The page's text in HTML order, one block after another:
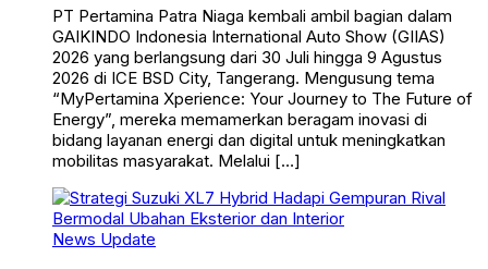
PT Pertamina Patra Niaga kembali ambil bagian dalam
GAIKINDO Indonesia International Auto Show (GIIAS)
2026 yang berlangsung dari 30 Juli hingga 9 Agustus
2026 di ICE BSD City, Tangerang. Mengusung tema
“MyPertamina Xperience: Your Journey to The Future of
Energy”, mereka memamerkan beragam inovasi di
bidang layanan energi dan digital untuk meningkatkan
mobilitas masyarakat. Melalui […]
News Update